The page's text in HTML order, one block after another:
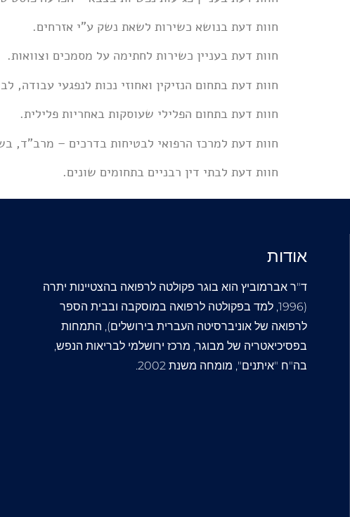
חוות דעת בנושא כשירות לשאת נשק ע"י אזרחים.
חוות דעת בעניין כשירות לחתימה על מסמכים וצוואות.
חוות דעת בתחום הנזיקין ואחוזי נכות לנפגעי עבודה,
חוות דעת בתחום הפלילי שעוסקות באחריות פלילית.
חוות דעת למרכז הרפואי לבטיחות בדרכים – מרב"ד,
חוות דעת לבתי דין רבניים בתחומים שונים.
אודות
ד"ר אברמוביץ הוא בוגר פקולטה לרפואה בהצטיינות יתרה
(1996, למד בפקולטה לרפואה במוסקבה ובבית הספר
לרפואה של אוניברסיטה העברית בירושלים), התמחות
בפסיכיאטריה של מבוגר, מרכז ירושלמי לבריאות הנפש,
בה"ח "איתנים", מומחה משנת 2002.